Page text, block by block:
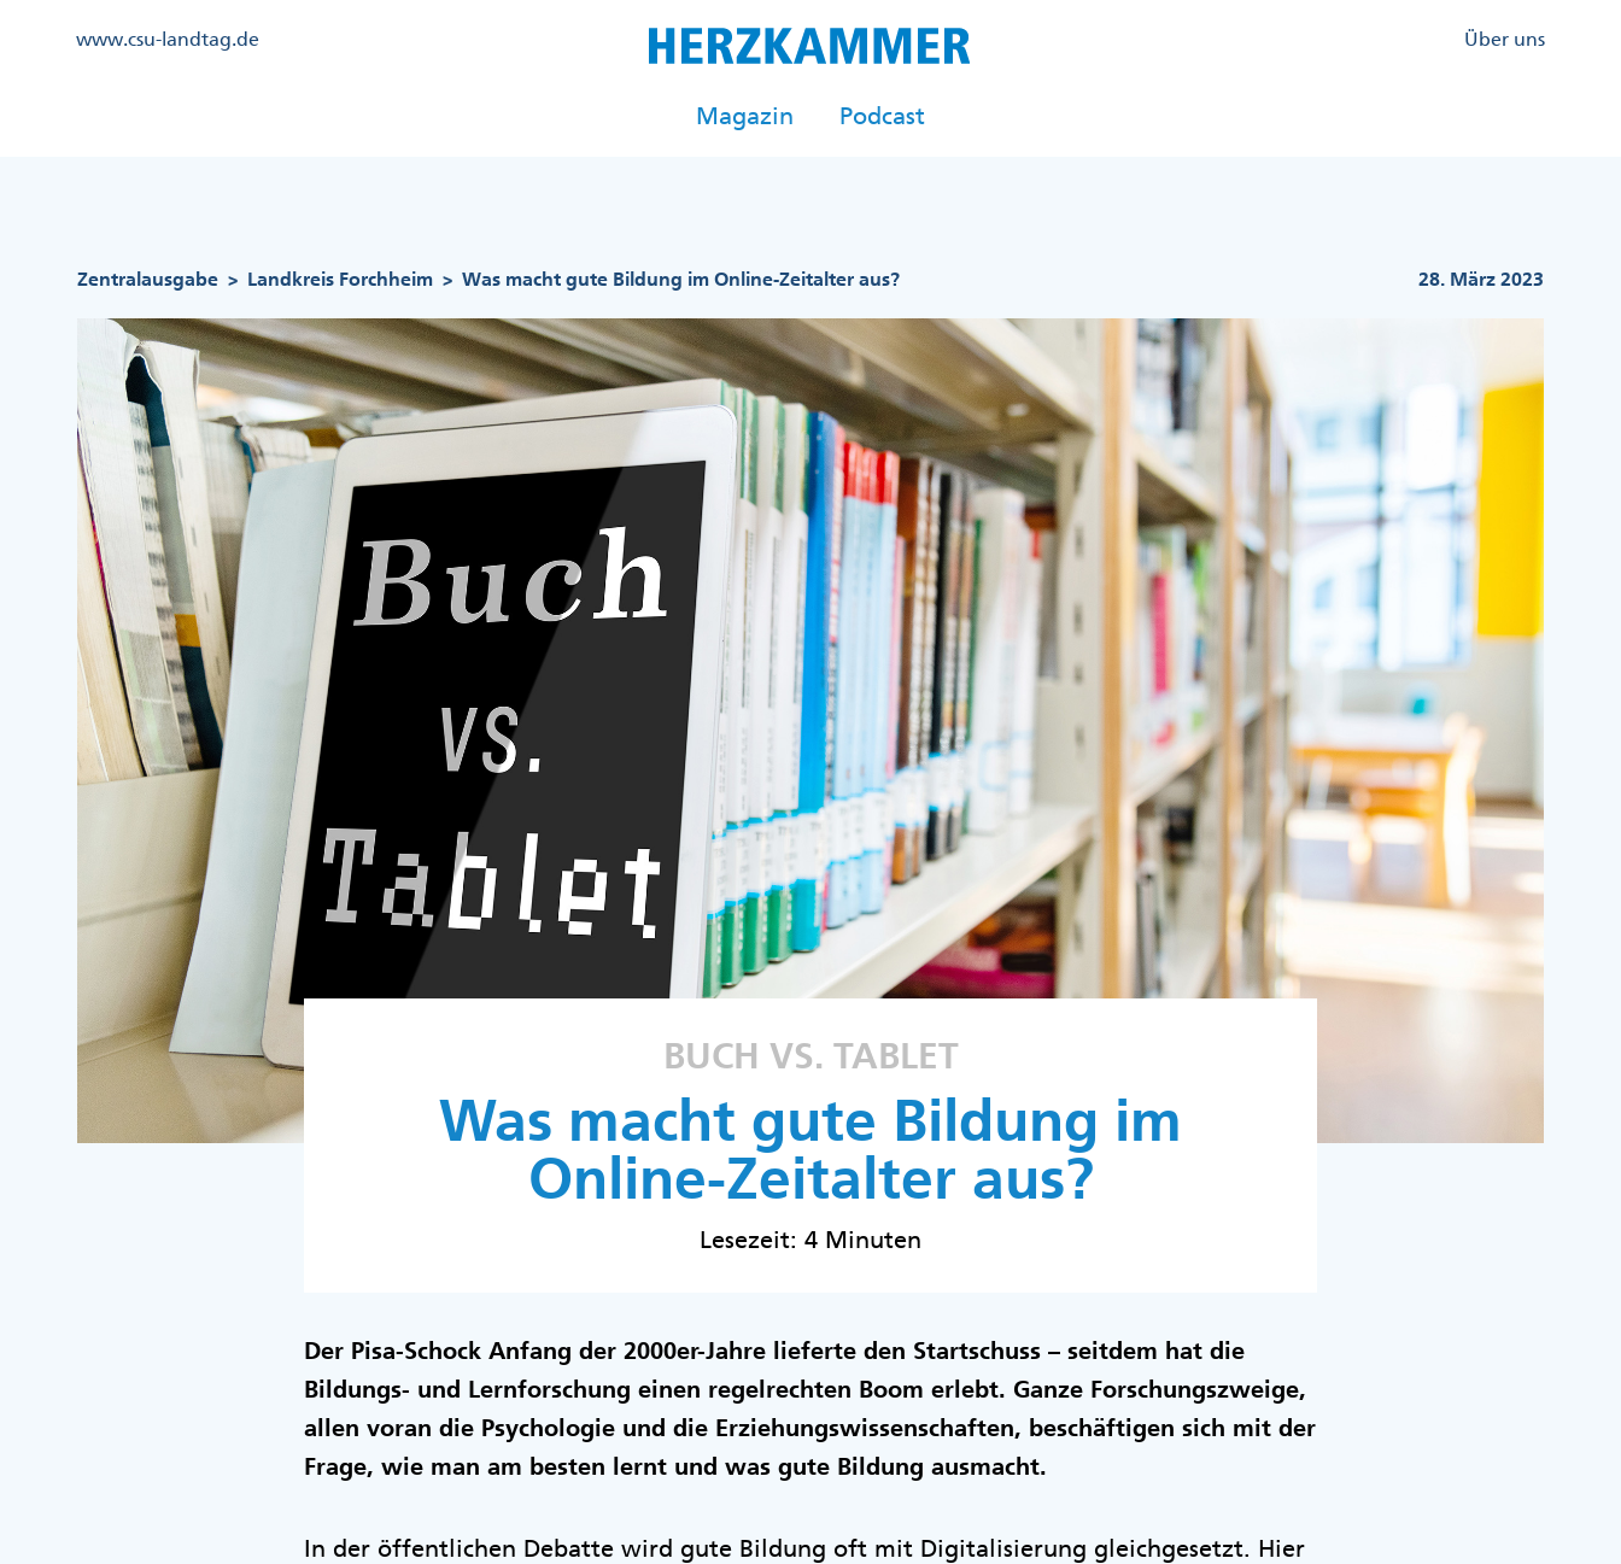
Kopfzeile
www.csu-landtag.de
Kopfzeile
Über uns
Magazin Podcast
Zentralausgabe > Landkreis Forchheim > Was macht gute Bildung im Online-Zeitalter aus? 28. März 2023
BUCH VS. TABLET
Was macht gute Bildung im
Online-Zeitalter aus?
Lesezeit: 4 Minuten
Der Pisa-Schock Anfang der 2000er-Jahre lieferte den Startschuss – seitdem hat die
Bildungs- und Lernforschung einen regelrechten Boom erlebt. Ganze Forschungszweige,
allen voran die Psychologie und die Erziehungswissenschaften, beschäftigen sich mit der
Frage, wie man am besten lernt und was gute Bildung ausmacht.
In der öffentlichen Debatte wird gute Bildung oft mit Digitalisierung gleichgesetzt. Hier